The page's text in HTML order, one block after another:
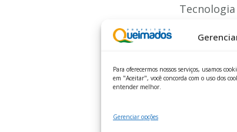
Para oferecermos nossos serviços, usamos
em "Aceitar", você concorda com o uso dos
entender melhor.
Gerenciar opções
Tecnologia